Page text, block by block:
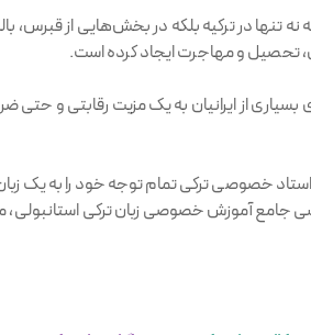
منطقه است که نه تنها در ترکیه بلکه در بخش‌هایی از
تحصیل و مهاجرت ایجاد کرده است.
بسیاری از ایرانیان به یک مزیت رقابتی و
خصوصی ترکی تمام توجه خود را به یک
جامع آموزش خصوصی زبان ترکی استانبولی،